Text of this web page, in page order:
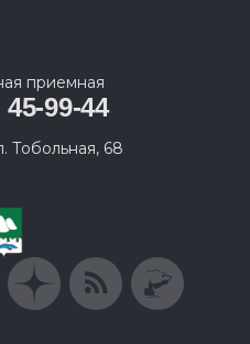
приемная
45-99-44
Тобольная, 68